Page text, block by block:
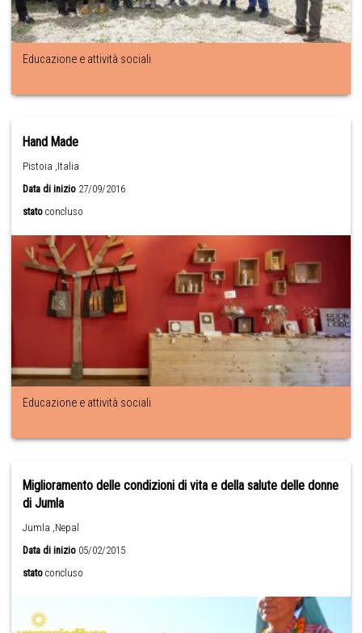
Educazione e attività sociali
Hand Made
Pistoia ,Italia
Data di inizio 27/09/2016
stato concluso
Educazione e attività sociali
Miglioramento delle condizioni di vita e della salute delle donne
di Jumla
Jumla ,Nepal
Data di inizio 05/02/2015
stato concluso